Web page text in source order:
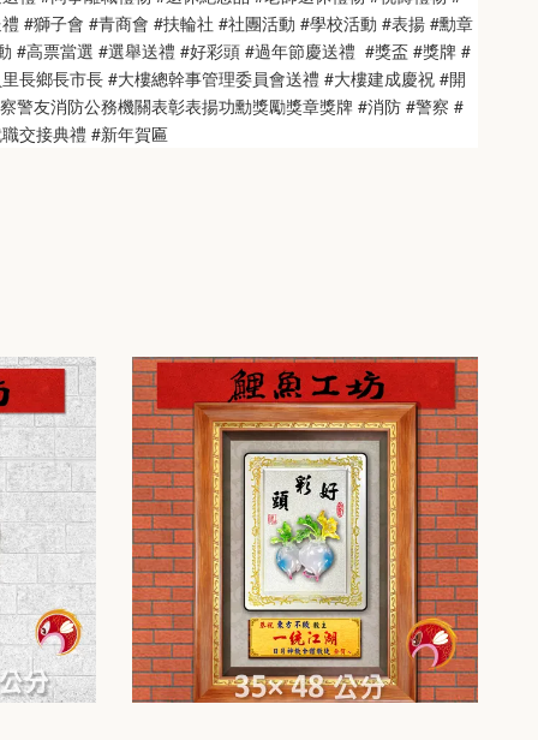
#獅子會 #青商會 #扶輪社 #社團活動 #學校活動 #表揚 #勳章
#高票當選 #選舉送禮 #好彩頭 #過年節慶送禮  #獎盃 #獎牌 #
長鄉長市長 #大樓總幹事管理委員會送禮 #大樓建成慶祝 #開
警友消防公務機關表彰表揚功勳獎勵獎章獎牌 #消防 #警察 #
交接典禮 #新年賀匾